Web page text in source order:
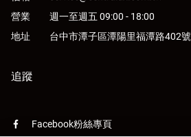
營業
週一至週五 09:00 - 18:00
地址
台中市潭子區潭陽里福潭路402號
追蹤
Facebook粉絲專頁